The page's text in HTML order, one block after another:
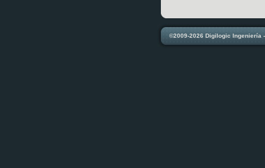
©2009-2026 Digilogic Ingeniería